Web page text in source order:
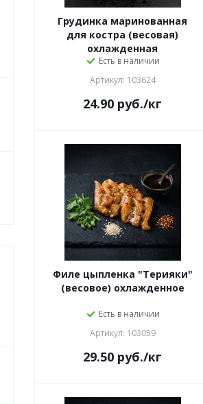
Грудинка маринованная
для костра (весовая)
охлажденная
Есть в наличии
Артикул: 103624
24.90 руб./кг
Филе цыпленка "Терияки"
(весовое) охлажденное
Есть в наличии
Артикул: 103059
29.50 руб./кг